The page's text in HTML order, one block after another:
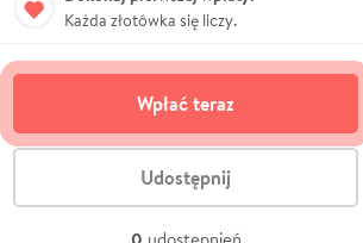
Każda złotówka się liczy.
Wpłać teraz
Udostępnij